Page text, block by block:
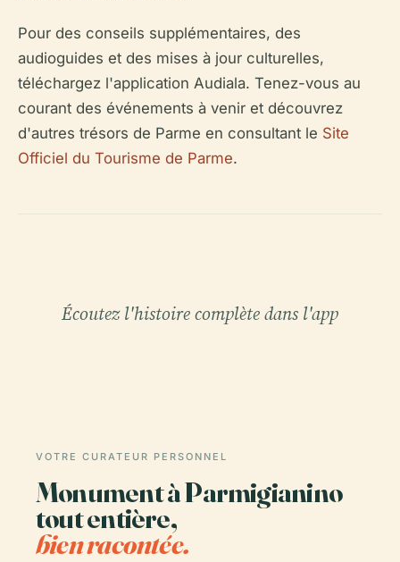
Pour des conseils supplémentaires, des
audioguides et des mises à jour culturelles,
téléchargez l'application Audiala. Tenez-vous au
courant des événements à venir et découvrez
d'autres trésors de Parme en consultant le Site
Officiel du Tourisme de Parme.
Écoutez l'histoire complète dans l'app
VOTRE CURATEUR PERSONNEL
Monument à Parmigianino
tout entière,
bien racontée.